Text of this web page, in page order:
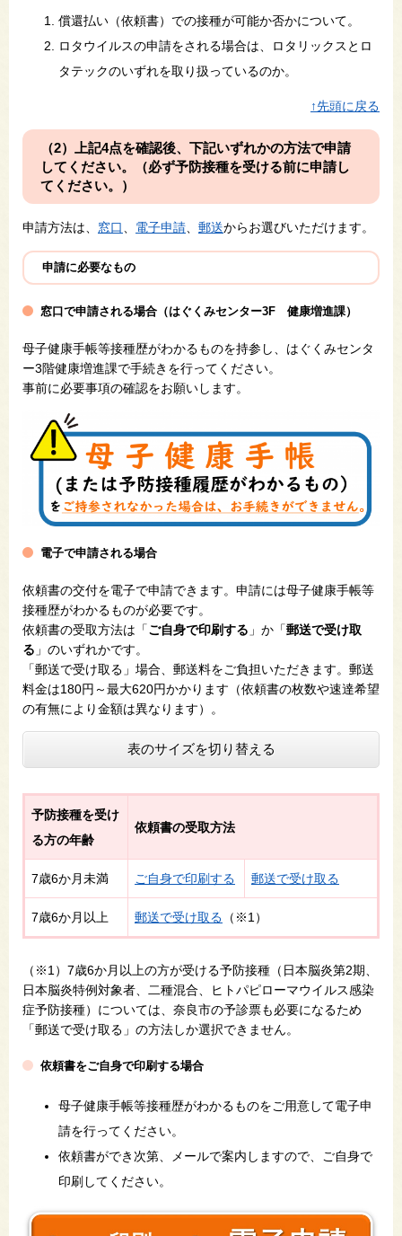
償還払い（依頼書）での接種が可能か否かについて。
ロタウイルスの申請をされる場合は、ロタリックスとロ
タテックのいずれを取り扱っているのか。
↑先頭に戻る
（2）上記4点を確認後、下記いずれかの方法で申請
してください。（必ず予防接種を受ける前に申請し
てください。）
申請方法は、 窓口 電子申請 郵送からお選びいただけます。
申請に必要なもの
窓口で申請される場合（はぐくみセンター3F 健康増進課）
母子健康手帳等接種歴がわかるものを持参し、はぐくみセンタ
ー3階健康増進課で手続きを行ってください。
事前に必要事項の確認をお願いします。
電子で申請される場合​
依頼書の交付を電子で申請できます。申請には母子健康手帳等
接種歴がわかるものが必要です。
依頼書の受取方法は「ご自身で印刷する 」か「郵送で受け取
る 」のいずれかです。
「郵送で受け取る」場合、郵送料をご負担いただきます。郵送
料金は180円～最大620円かかります（依頼書の枚数や速達希望
の有無により金額は異なります）。
表のサイズを切り替える
予防接種を受け
る方の年齢
依頼書の受取方法
7歳6か月未満 ご自身で印刷する 郵送で受け取る
7歳6か月以上 郵送で受け取る （※1）
（※1）7歳6か月以上の方が受ける予防接種（日本脳炎第2期、
日本脳炎特例対象者、二種混合、ヒトパピローマウイルス感染
症予防接種）については、奈良市の予診票も必要になるため
「郵送で受け取る」の方法しか選択できません。
依頼書をご自身で印刷する場合
母子健康手帳等接種歴がわかるものをご用意して電子申
請を行ってください。
依頼書ができ次第、メールで案内しますので、ご自身で
印刷してください。